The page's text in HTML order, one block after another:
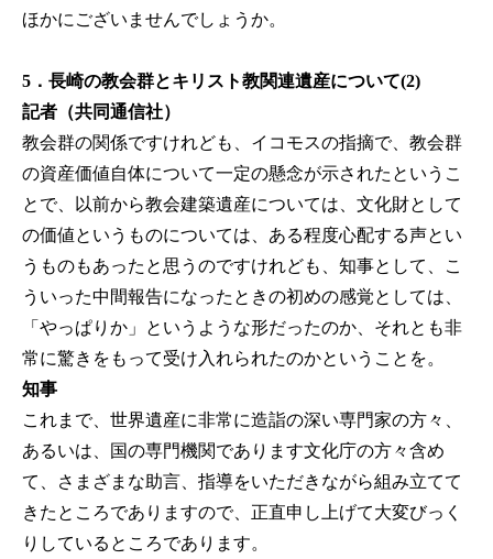
ほかにございませんでしょうか。
5．長崎の教会群とキリスト教関連遺産について(2)
記者（共同通信社）
教会群の関係ですけれども、イコモスの指摘で、教会群
の資産価値自体について一定の懸念が示されたというこ
とで、以前から教会建築遺産については、文化財として
の価値というものについては、ある程度心配する声とい
うものもあったと思うのですけれども、知事として、こ
ういった中間報告になったときの初めの感覚としては、
「やっぱりか」というような形だったのか、それとも非
常に驚きをもって受け入れられたのかということを。
知事
これまで、世界遺産に非常に造詣の深い専門家の方々、
あるいは、国の専門機関であります文化庁の方々含め
て、さまざまな助言、指導をいただきながら組み立てて
きたところでありますので、正直申し上げて大変びっく
りしているところであります。